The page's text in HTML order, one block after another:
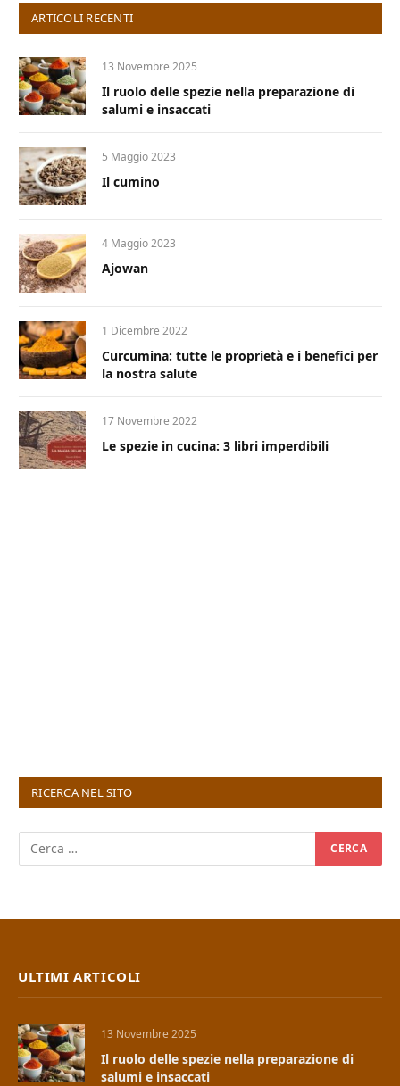
ARTICOLI RECENTI
13 Novembre 2025
Il ruolo delle spezie nella preparazione di
salumi e insaccati
5 Maggio 2023
Il cumino
4 Maggio 2023
Ajowan
1 Dicembre 2022
Curcumina: tutte le proprietà e i benefici per
la nostra salute
17 Novembre 2022
Le spezie in cucina: 3 libri imperdibili
RICERCA NEL SITO
ULTIMI ARTICOLI
13 Novembre 2025
Il ruolo delle spezie nella preparazione di
salumi e insaccati